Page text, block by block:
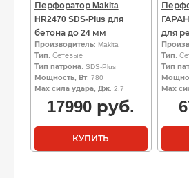
Перфоратор Makita
HR2470 SDS-Plus для
бетона до 24 мм
Производитель: Makita
Тип: Сетевые
Тип патрона: SDS-Plus
Мощность, Вт: 780
Мах сила удара, Дж: 2.7
17990 руб.
КУПИТЬ
для
Тип:
Тип
Мах